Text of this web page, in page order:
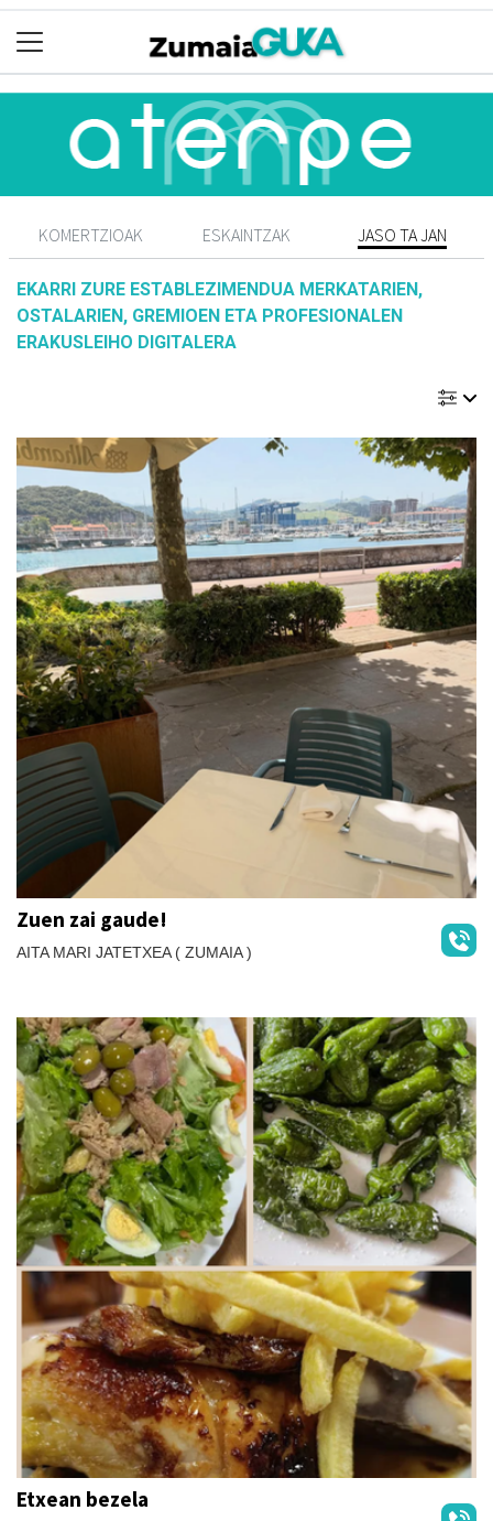
KOMERTZIOAK ESKAINTZAK JASO TA JAN
EKARRI ZURE ESTABLEZIMENDUA MERKATARIEN,
OSTALARIEN, GREMIOEN ETA PROFESIONALEN
ERAKUSLEIHO DIGITALERA
Zuen zai gaude!
AITA MARI JATETXEA ( ZUMAIA )
Etxean bezela